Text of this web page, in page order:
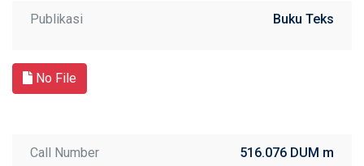
Publikasi Buku Teks
No File
Call Number 516.076 DUM m